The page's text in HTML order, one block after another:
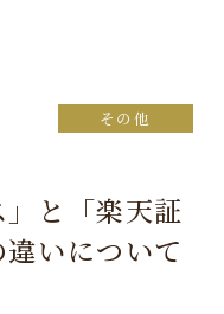
その他
」と「楽天証
いについて